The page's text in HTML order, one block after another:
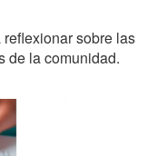
sobre las
de la comunidad.